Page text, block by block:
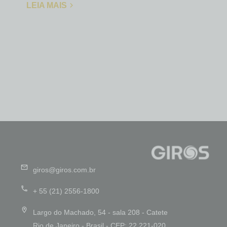
LEIA MAIS
giros@giros.com.br
+ 55 (21) 2556-1800
Largo do Machado, 54 - sala 208 - Catete
Rio de Janeiro - Brasil - CEP: 22.221-020